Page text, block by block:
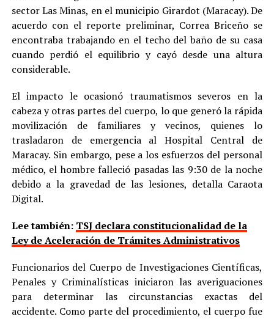
sector Las Minas, en el municipio Girardot (Maracay). De
acuerdo con el reporte preliminar, Correa Briceño se
encontraba trabajando en el techo del baño de su casa
cuando perdió el equilibrio y cayó desde una altura
considerable.
El impacto le ocasionó traumatismos severos en la
cabeza y otras partes del cuerpo, lo que generó la rápida
movilización de familiares y vecinos, quienes lo
trasladaron de emergencia al Hospital Central de
Maracay. Sin embargo, pese a los esfuerzos del personal
médico, el hombre falleció pasadas las 9:30 de la noche
debido a la gravedad de las lesiones, detalla Caraota
Digital.
Lee también: TSJ declara constitucionalidad de la
Ley de Aceleración de Trámites Administrativos
Funcionarios del Cuerpo de Investigaciones Científicas,
Penales y Criminalísticas iniciaron las averiguaciones
para determinar las circunstancias exactas del
accidente. Como parte del procedimiento, el cuerpo fue